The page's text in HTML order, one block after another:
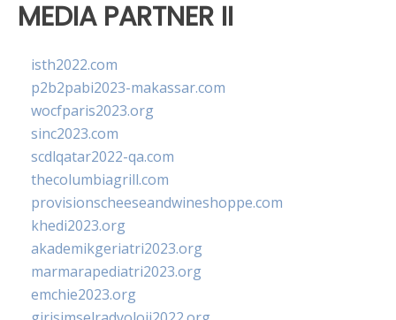
MEDIA PARTNER II
isth2022.com
p2b2pabi2023-makassar.com
wocfparis2023.org
sinc2023.com
scdlqatar2022-qa.com
thecolumbiagrill.com
provisionscheeseandwineshoppe.com
khedi2023.org
akademikgeriatri2023.org
marmarapediatri2023.org
emchie2023.org